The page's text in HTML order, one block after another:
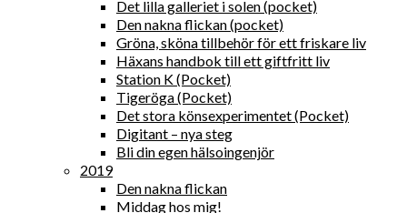
Det lilla galleriet i solen (pocket)
Den nakna flickan (pocket)
Gröna, sköna tillbehör för ett friskare liv
Häxans handbok till ett giftfritt liv
Station K (Pocket)
Tigeröga (Pocket)
Det stora könsexperimentet (Pocket)
Digitant – nya steg
Bli din egen hälsoingenjör
2019
Den nakna flickan
Middag hos mig!